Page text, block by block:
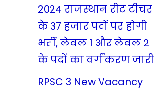
2024 राजस्थान रीट टीचर
के 37 हजार पदों पर होगी
भर्ती, लेवल 1 और लेवल 2
के पदों का वर्गीकरण जारी
RPSC 3 New Vacancy